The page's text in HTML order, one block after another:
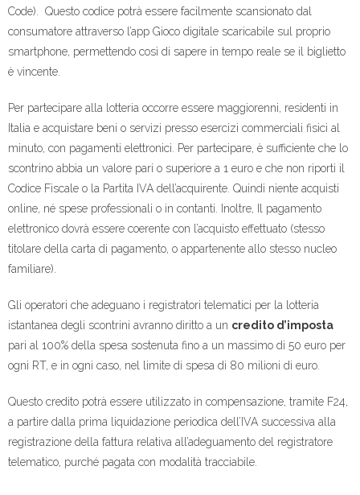
Code). Questo codice potrà essere facilmente scansionato dal
consumatore attraverso l’app Gioco digitale scaricabile sul proprio
smartphone, permettendo così di sapere in tempo reale se il biglietto
è vincente.
Per partecipare alla lotteria occorre essere maggiorenni, residenti in
Italia e acquistare beni o servizi presso esercizi commerciali fisici al
minuto, con pagamenti elettronici. Per partecipare, è sufficiente che lo
scontrino abbia un valore pari o superiore a 1 euro e che non riporti il
Codice Fiscale o la Partita IVA dell’acquirente. Quindi niente acquisti
online, né spese professionali o in contanti. Inoltre, Il pagamento
elettronico dovrà essere coerente con l’acquisto effettuato (stesso
titolare della carta di pagamento, o appartenente allo stesso nucleo
familiare).
Gli operatori che adeguano i registratori telematici per la lotteria
istantanea degli scontrini avranno diritto a un credito d’imposta
pari al 100% della spesa sostenuta fino a un massimo di 50 euro per
ogni RT, e in ogni caso, nel limite di spesa di 80 milioni di euro.
Questo credito potrà essere utilizzato in compensazione, tramite F24,
a partire dalla prima liquidazione periodica dell’IVA successiva alla
registrazione della fattura relativa all’adeguamento del registratore
telematico, purché pagata con modalità tracciabile.